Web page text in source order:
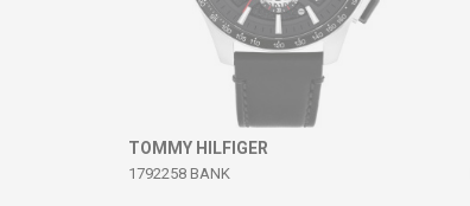
TOMMY HILFIGER
1792258 BANK